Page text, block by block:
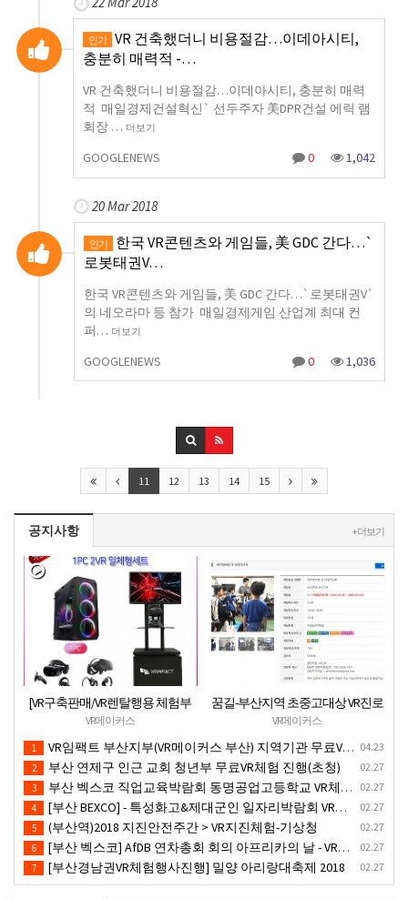
인기
VR 건축했더니 비용절감…이데아시티,
충분히 매력적 -…
VR 건축했더니 비용절감…이데아시티, 충분히 매력
적 매일경제건설혁신` 선두주자 美DPR건설 에릭 램
회장 … 더보기
GOOGLENEWS 0 1,042
20 Mar 2018
인기
한국 VR콘텐츠와 게임들, 美 GDC 간다…`
로봇태권V…
한국 VR콘텐츠와 게임들, 美 GDC 간다…`로봇태권V`
의 네오라마 등 참가 매일경제게임 산업계 최대 컨
퍼… 더보기
GOOGLENEWS 0 1,036
11 12 13 14 15
공지사항 + 더보기
[VR구축판매/VR렌탈행용 체험부
스][신제품](가성비최고) 1PC 2VR
일체형행사부스 세트(1부스-2인
따로 게임진행)
VR메이커스
꿈길-부산지역 초중고대상 VR진로
직업체험 + VR안전교육 프로그램
운영공고
VR메이커스
04.23
1 VR임팩트 부산지부(VR메이커스 부산) 지역기관 무료VR체험서비스 제공
02.27
2 부산 연제구 인근 교회 청년부 무료VR체험 진행(초청)
02.27
3 부산 벡스코 직업교육박람회 동명공업고등학교 VR체험존
02.27
4 [부산 BEXCO] - 특성화고&제대군인 일자리박람회 VR체험부스운영(18.10.17)-VR행사
02.27
5 (부산역)2018 지진안전주간 > VR지진체험-기상청
02.27
6 [부산 벡스코] AfDB 연차총회 회의 아프리카의 날 - VR부스설치
02.27
7 [부산경남권VR체험행사진행] 밀양 아리랑대축제 2018